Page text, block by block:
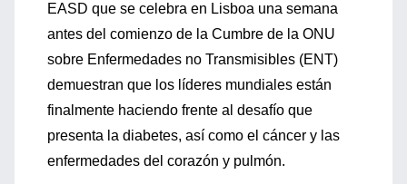
EASD que se celebra en Lisboa una semana
antes del comienzo de la Cumbre de la ONU
sobre Enfermedades no Transmisibles (ENT)
demuestran que los líderes mundiales están
finalmente haciendo frente al desafío que
presenta la diabetes, así como el cáncer y las
enfermedades del corazón y pulmón.